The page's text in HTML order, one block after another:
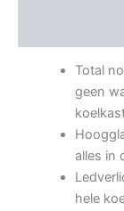
Total
geen
alles in
hele